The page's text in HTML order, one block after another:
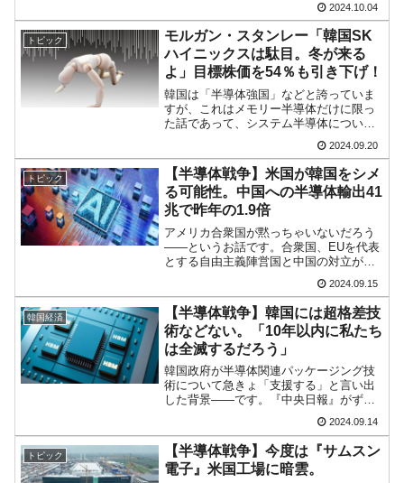
み、在庫がだぶつくと、とたんに会社が
傾くのです。その脆弱さが明らかになっ
たのが2022年終盤から2...
2024.10.04
トピック
モルガン・スタンレー「韓国SK
ハイニックスは駄目。冬が来る
よ」目標株価を54％も引き下げ！
韓国は「半導体強国」などと誇っていま
すが、これはメモリー半導体だけに限っ
た話であって、システム半導体について
んどを輸入に頼っています。AIブーム
で、メモリー需要が伸びたというので半
導体輸出が回復した――と...
2024.09.20
トピック
【半導体戦争】米国が韓国をシメ
る可能性。中国への半導体輸出41
兆で昨年の1.9倍
アメリカ合衆国が黙っちゃいないだろう
――というお話です。合衆国、EUを代表
とする自由主義陣営国と中国の対立が激
ますます入手しにくくなっています。ト
ランプさんだ大統領に再登板すれば、さ
らに厳しくなることは明...
2024.09.15
韓国経済
【半導体戦争】韓国には超格差技
術などない。「10年以内に私たち
は全滅するだろう」
韓国政府が半導体関連パッケージング技
術について急きょ「支援する」と言い出
した背景――です。『中央日報』がずば
りの記事を出しています。冒頭は以下の
ような感じです。（前略）昨年3月、中
国・上海の半導体展示会に参加した韓国
のパッケージング機器メー...
2024.09.14
トピック
【半導体戦争】今度は『サムスン
電子』米国工場に暗雲。